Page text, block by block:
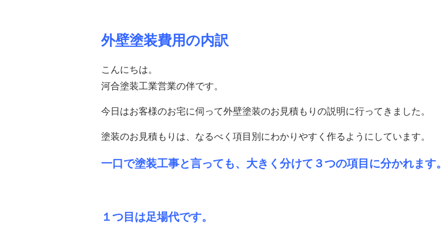
外壁塗装費用の内訳
こんにちは。
河合塗装工業営業の伴です。
今日はお客様のお宅に伺って外壁塗装のお見積もりの説明に行ってきました。
塗装のお見積もりは、なるべく項目別にわかりやすく作るようにしています。
一口で塗装工事と言っても、大きく分けて３つの項目に分かれます。
１つ目は足場代です。